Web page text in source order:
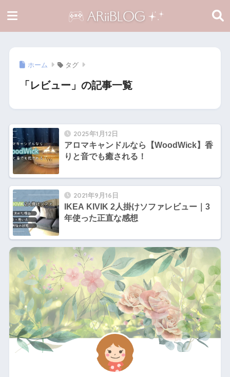
ホーム タグ
「レビュー」の記事一覧
2025年1月12日
アロマキャンドルなら【WoodWick】香
りと音でも癒される！
2021年9月16日
IKEA KIVIK 2人掛けソファレビュー｜3
年使った正直な感想